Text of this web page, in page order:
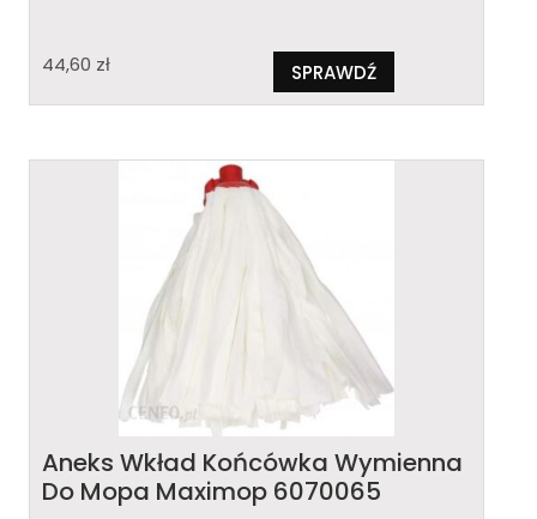
44,60 zł SPRAWDŹ
Aneks Wkład Końcówka Wymienna
Do Mopa Maximop 6070065